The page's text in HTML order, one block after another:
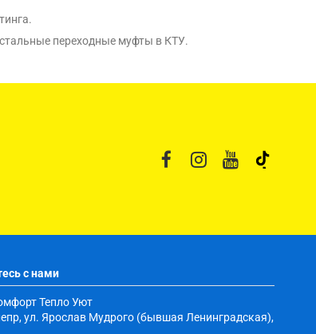
переходные муфты в КТУ.
с нами
Тепло Уют
ул. Ярослав Мудрого (бывшая Ленинградская),